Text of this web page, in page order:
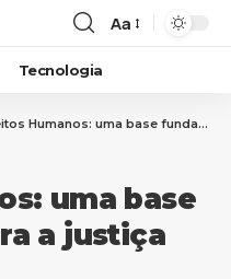
Aa
Tecnologia
Humanos: uma base fundamental para a justiça global
uma base
a justiça